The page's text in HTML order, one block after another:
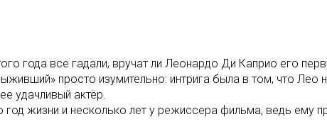
года все гадали, вручат ли Леонардо Ди Каприо его
просто изумительно: интрига была в том, что
удачливый актёр.
жизни и несколько лет у режиссера фильма, ведь ему